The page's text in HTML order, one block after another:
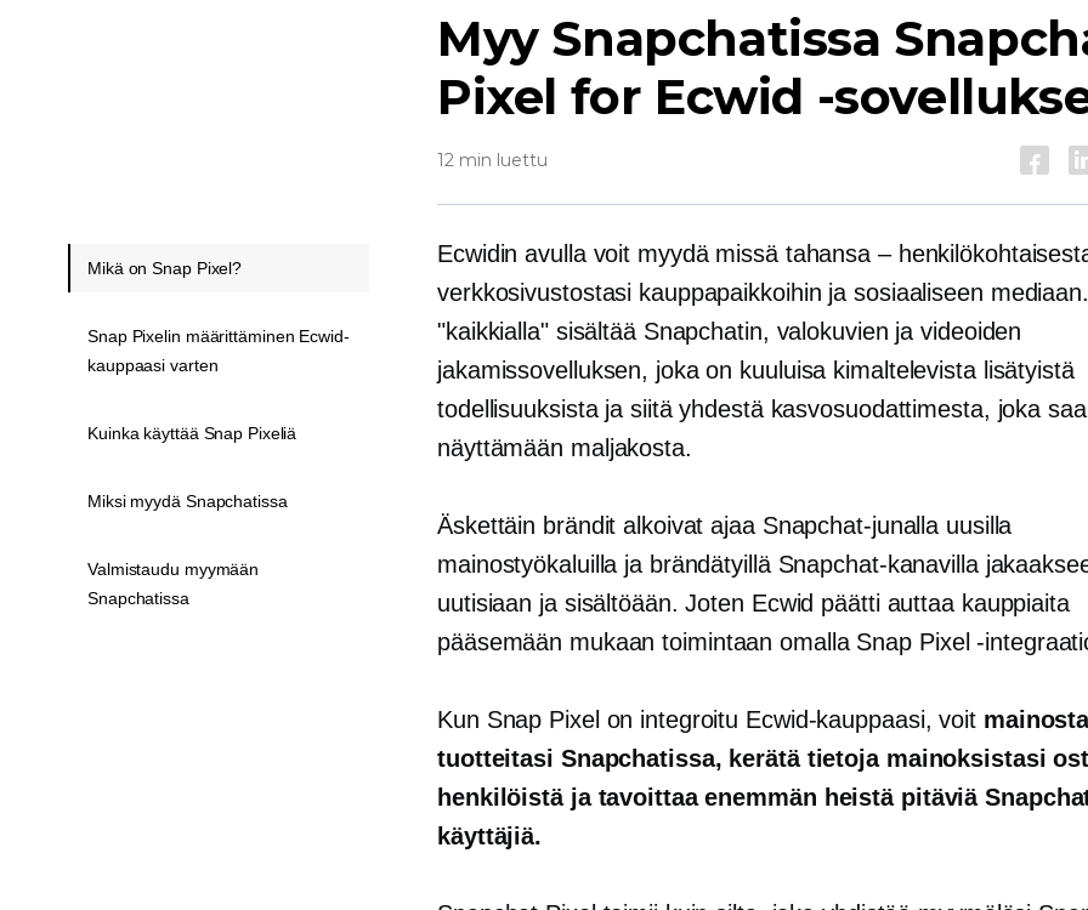
Myy Snapchatissa
Pixel for Ecwid -
12 min luettu
Ecwidin avulla voit myydä missä tahansa –
verkkosivustostasi kauppapaikkoihin ja sosiaaliseen
"kaikkialla" sisältää Snapchatin, valokuvien ja videoiden
jakamissovelluksen, joka on kuuluisa kimaltelevista lisätyistä
todellisuuksista ja siitä yhdestä kasvosuodattimesta, joka
näyttämään maljakosta.
Äskettäin brändit alkoivat ajaa Snapchat-junalla uusilla
mainostyökaluilla ja brändätyillä Snapchat-kanavilla
uutisiaan ja sisältöään. Joten Ecwid päätti auttaa kauppiaita
pääsemään mukaan toimintaan omalla Snap Pixel -
Kun Snap Pixel on integroitu Ecwid-kauppaasi, voit
tuotteitasi Snapchatissa, kerätä tietoja mainoksistasi
henkilöistä ja tavoittaa enemmän heistä pitäviä
käyttäjiä.
Mikä on Snap Pixel?
Snap Pixelin määrittäminen Ecwid-
kauppaasi varten
Kuinka käyttää Snap Pixeliä
Miksi myydä Snapchatissa
Valmistaudu myymään
Snapchatissa